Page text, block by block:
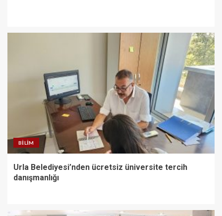
BILIM
Urla Belediyesi’nden ücretsiz üniversite tercih
danışmanlığı